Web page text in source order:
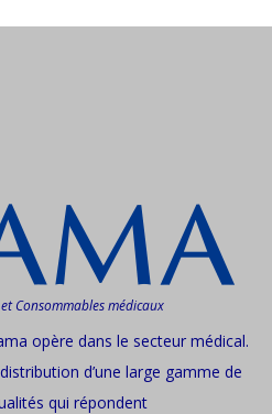
Consommables médicaux
opère dans le secteur médical.
d’une large gamme de
qui répondent